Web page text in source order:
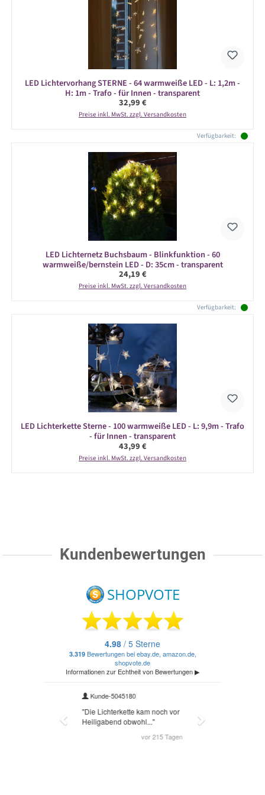
LED Lichtervorhang STERNE - 64 warmweiße LED - L: 1,2m -
H: 1m - Trafo - für Innen - transparent
Regulärer Preis:
32,99 €
Preise inkl. MwSt. zzgl. Versandkosten
Verfügbarkeit:
LED Lichternetz Buchsbaum - Blinkfunktion - 60
warmweiße/bernstein LED - D: 35cm - transparent
Regulärer Preis:
24,19 €
Preise inkl. MwSt. zzgl. Versandkosten
Verfügbarkeit:
LED Lichterkette Sterne - 100 warmweiße LED - L: 9,9m - Trafo
- für Innen - transparent
Regulärer Preis:
43,99 €
Preise inkl. MwSt. zzgl. Versandkosten
Kundenbewertungen